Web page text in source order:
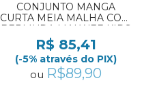
CONJUNTO MANGA
CURTA MEIA MALHA COM
BERMUDA MALWEE KIDS
REF:1000139413 1/3
R$ 85,41
(-5% através do PIX)
ou R$89,90